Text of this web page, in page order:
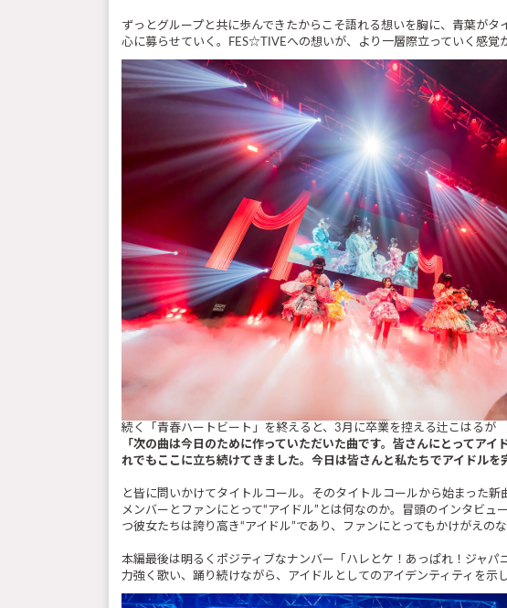
ずっとグループと共に歩んできたからこそ語れる想いを胸に、青葉が
心に募らせていく。FES☆TIVEへの想いが、より一層際立っていく感覚
続く「青春ハートビート」を終えると、3月に卒業を控える辻こはるが
「次の曲は今日のために作っていただいた曲です。皆さんにとってア
れでもここに立ち続けてきました。今日は皆さんと私たちでアイドルを
と皆に問いかけてタイトルコール。そのタイトルコールから始まった
メンバーとファンにとって“アイドル”とは何なのか。冒頭のインタビ
つ彼女たちは誇り高き“アイドル”であり、ファンにとってもかけがえの
本編最後は明るくポジティブなナンバー「ハレとケ！あっぱれ！ジャ
力強く歌い、踊り続けながら、アイドルとしてのアイデンティティを示